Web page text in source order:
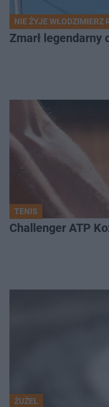
NIE ŻYJE WŁODZIMIERZ
Zmarł legendarny
TENIS
Challenger ATP
ŻUŻEL